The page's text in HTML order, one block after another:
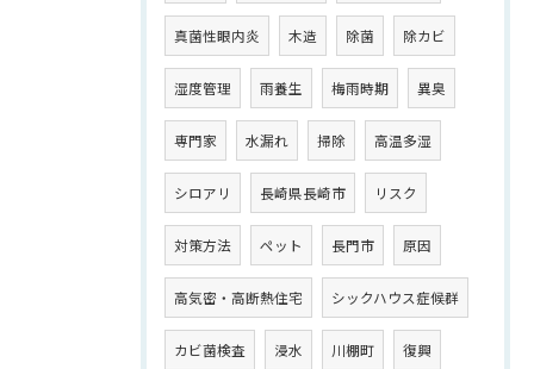
真菌性眼内炎 木造 除菌 除カビ
湿度管理 雨養生 梅雨時期 異臭
専門家 水漏れ 掃除 高温多湿
シロアリ 長崎県長崎市 リスク
対策方法 ペット 長門市 原因
高気密・高断熱住宅 シックハウス症候群
カビ菌検査 浸水 川棚町 復興